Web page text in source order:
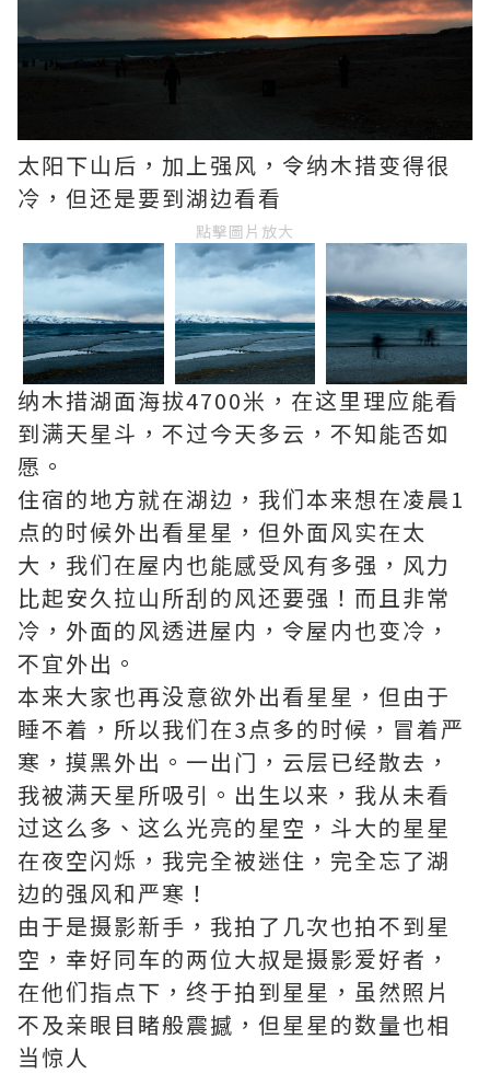
太阳下​​山后，加上强风，令纳木措变得很
冷，但还是要到湖边看看
點擊圖片放大
纳木措湖面海拔4700米，在这里理应能看
到满天星斗，不过今天多云，不知能否如
愿。
住宿的地方就在湖边，我们本来想在凌晨1
点的时候外出看星星，但外面风实在太
大，我们在屋内也能感受风有多强，风力
比起安久拉山所刮的风还要强！而且非常
冷，外面的风透进屋内，令屋内也变冷，
不宜外出。
本来大家也再没意欲外出看星星，但由于
睡不着，所以我们在3点多的时候，冒着严
寒，摸黑外出。一出门，云层已经散去，
我被满天星所吸引。出生以来，我从未看
过这么多、这么光亮的星空，斗大的星星
在夜空闪烁，我完全被迷住，完全忘了湖
边的强风和严寒！
由于是摄影新手，我拍了几次也​​拍不到星
空，幸好同车的两位大叔是摄影爱好者，
在他们指点下，终于拍到星星，虽然照片
不及亲眼目睹般震撼，但星星的数量也相
当惊人